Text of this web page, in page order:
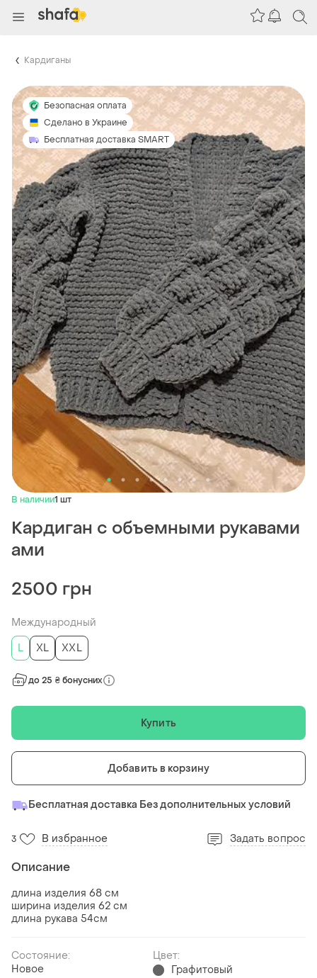
Кардиганы
Безопасная оплата
Сделано в Украине
Бесплатная доставка SMART
В наличии1 шт
Кардиган с объемными рукавами
ами
2500 грн
Международный
L
XL XXL
до 25 ₴ бонусних
Купить
Добавить в корзину
Бесплатная доставка Без дополнительных условий
3 В избранное Задать вопрос
Описание
длина изделия 68 см
ширина изделия 62 см
длина рукава 54см
Состояние:
Новое
Цвет:
Графитовый